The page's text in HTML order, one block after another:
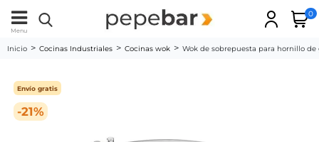
Menu
0
Inicio Cocinas Industriales Cocinas wok Wok de sobrepuesta para hornillo de
-21%
Envío gratis